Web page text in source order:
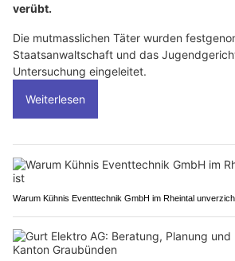
verübt.
Die mutmasslichen Täter wurden
Staatsanwaltschaft und das
Untersuchung eingeleitet.
Weiterlesen
Warum Kühnis Eventtechnik GmbH im Rheintal